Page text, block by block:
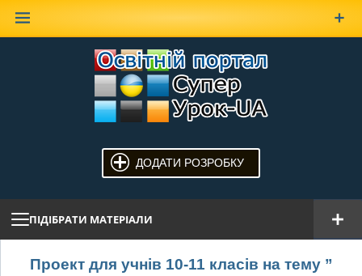
ДОДАТИ РОЗРОБКУ
ПІДІБРАТИ МАТЕРІАЛИ
Проект для учнів 10-11 класів на тему ”